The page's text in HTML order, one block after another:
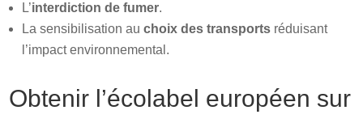
L’interdiction de fumer.
La sensibilisation auchoix des transports réduisant
l’impact environnemental.
Obtenir l’écolabel européen sur